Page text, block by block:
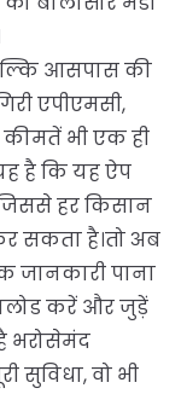
बल्कि आसपास की
एपीएमसी,
कीमतें भी एक ही
है कि यह ऐप
हर किसान
सकता है।तो अब
जानकारी पाना
करें और जुड़ें
भरोसेमंद
सुविधा, वो भी